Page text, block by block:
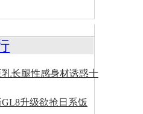
长腿性感身材诱惑十
升级欲抢日系饭